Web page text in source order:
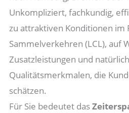
Unkompliziert, fachkundig,
zu attraktiven Konditionen im
Sammelverkehren (LCL), auf
Zusatzleistungen und
Qualitätsmerkmalen, die
schätzen.
Für Sie bedeutet das